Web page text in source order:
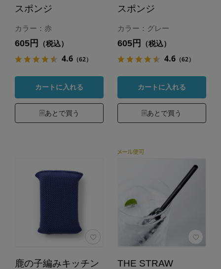
スポンジ
カラー：赤
605円 （税込）
4.6（62）
カートに入れる
あとで買う
スポンジ
カラー：グレー
605円 （税込）
4.6（62）
カートに入れる
あとで買う
鹿の子編みキッチン
THE STRAW